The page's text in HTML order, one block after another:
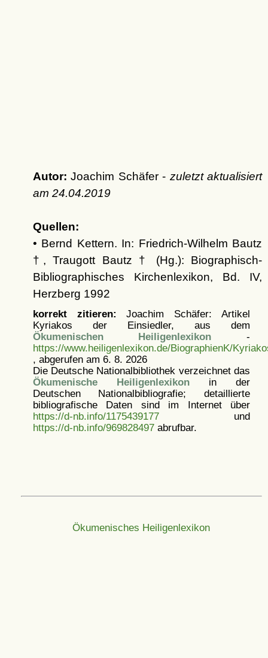
Autor: Joachim Schäfer - zuletzt aktualisiert
am 24.04.2019
Quellen:
• Bernd Kettern. In: Friedrich-Wilhelm Bautz
†, Traugott Bautz † (Hg.): Biographisch-
Bibliographisches Kirchenlexikon, Bd. IV,
Herzberg 1992
korrekt zitieren: Joachim Schäfer: Artikel
Kyriakos der Einsiedler, aus dem
Ökumenischen Heiligenlexikon -
https://www.heiligenlexikon.de/BiographienK/
, abgerufen am 6. 8. 2026
Die Deutsche Nationalbibliothek verzeichnet das
Ökumenische Heiligenlexikonin der
Deutschen Nationalbibliografie; detaillierte
bibliografische Daten sind im Internet über
https://d-nb.info/1175439177und
https://d-nb.info/969828497abrufbar.
Ökumenisches Heiligenlexikon